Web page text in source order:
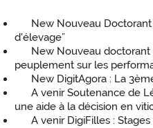
New Nouveau Doctorant
d'élevage”
New Nouveau doctorant
peuplement sur les
New DigitAgora : La
A venir Soutenance de
une aide à la décision en
A venir DigiFilles : Stages